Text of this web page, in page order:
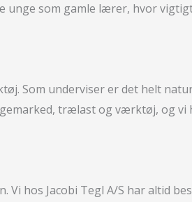
unge som gamle lærer, hvor
Som underviser er det helt
trælast og værktøj, og
hos Jacobi Tegl A/S har altid